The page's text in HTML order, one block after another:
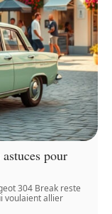
pour
304 Break reste
voulaient allier